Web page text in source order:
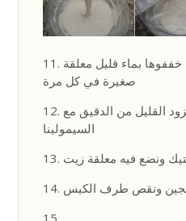
خففوها بماء قليل معلقة
صغيرة في كل مرة
القليل من الدقيق مع
السيمولينا
ونضع فيه معلقة زيت
ونقص طرف الكيس